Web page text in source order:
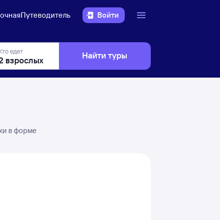
Путеводитель Войти
едет Найти туры
в форме